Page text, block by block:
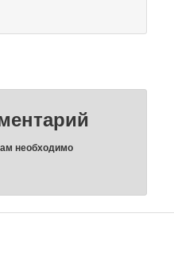
необходимо